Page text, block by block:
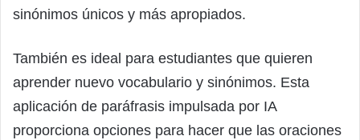
sinónimos únicos y más apropiados.
También es ideal para estudiantes que quieren
aprender nuevo vocabulario y sinónimos. Esta
aplicación de paráfrasis impulsada por IA
proporciona opciones para hacer que las oraciones